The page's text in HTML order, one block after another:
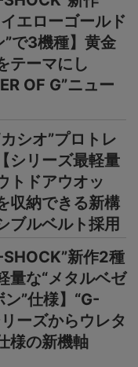
イエローゴールド
で3機種】黄金
テーマにし
OF G”ニュー
シオ”プロトレ
シリーズ最軽量
トドアウオッ
収納できる新構
ブルベルト採用
SHOCK”新作2種
量な“メタルベゼ
”仕様】“G-
ーズからウレタ
様の新機軸